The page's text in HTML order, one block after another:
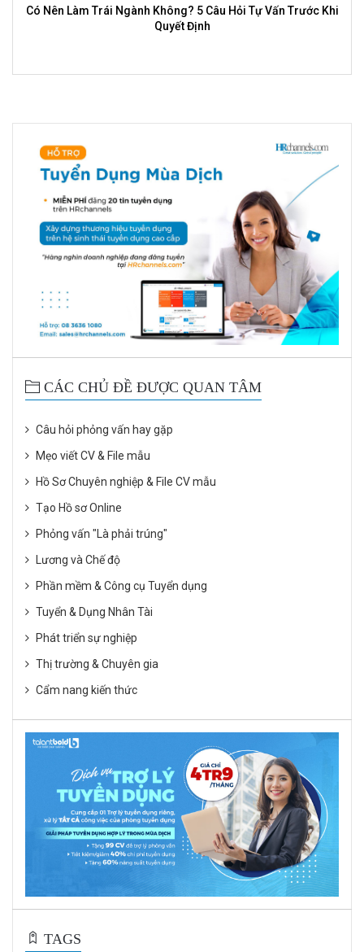
Có Nên Làm Trái Ngành Không? 5 Câu Hỏi Tự Vấn Trước Khi
Quyết Định
CÁC CHỦ ĐỀ ĐƯỢC QUAN TÂM
Câu hỏi phỏng vấn hay gặp
Mẹo viết CV & File mẫu
Hồ Sơ Chuyên nghiệp & File CV mẫu
Tạo Hồ sơ Online
Phỏng vấn "Là phải trúng"
Lương và Chế độ
Phần mềm & Công cụ Tuyển dụng
Tuyển & Dụng Nhân Tài
Phát triển sự nghiệp
Thị trường & Chuyên gia
Cẩm nang kiến thức
TAGS